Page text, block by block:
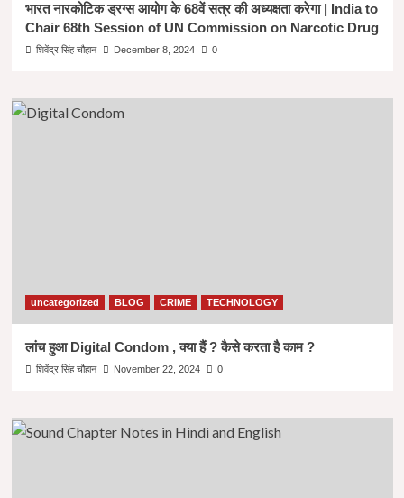
भारत नारकोटिक ड्रग्स आयोग के 68वें सत्र की अध्यक्षता करेगा | India to
Chair 68th Session of UN Commission on Narcotic Drug
शिवेंद्र सिंह चौहान December 8, 2024 0
uncategorized BLOG CRIME TECHNOLOGY
लांच हुआ Digital Condom , क्या हैं ? कैसे करता है काम ?
शिवेंद्र सिंह चौहान November 22, 2024 0